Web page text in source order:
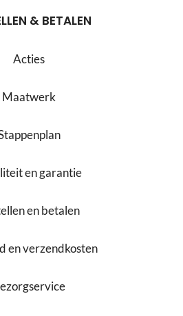
& BETALEN
Acties
Maatwerk
en garantie
en betalen
en verzendkosten